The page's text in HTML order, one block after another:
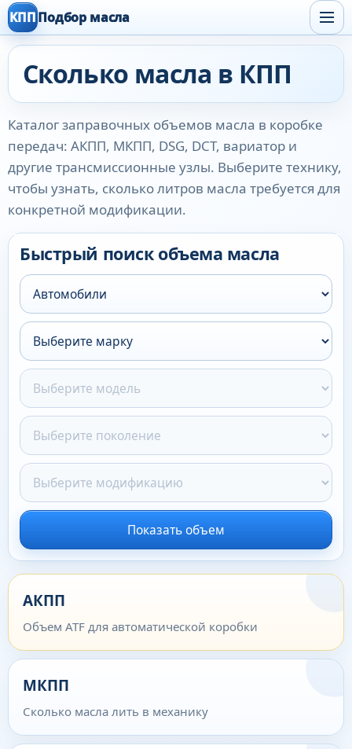
КПППодбор масла
Сколько масла в КПП
Каталог заправочных объемов масла в коробке
передач: АКПП, МКПП, DSG, DCT, вариатор и
другие трансмиссионные узлы. Выберите технику,
чтобы узнать, сколько литров масла требуется для
конкретной модификации.
Быстрый поиск объема масла
Показать объем
АКПП
Объем ATF для автоматической коробки
МКПП
Сколько масла лить в механику